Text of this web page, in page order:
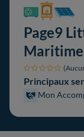
Page9
Maritime
Principaux
Mon